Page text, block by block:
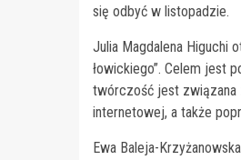
się odbyć w listopadzie.
Julia Magdalena Higuchi
łowickiego”. Celem jest
twórczość jest związana
internetowej, a także
Ewa Baleja-